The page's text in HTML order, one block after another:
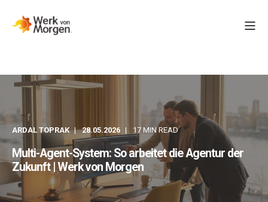
ARDAL TOPRAK 28.05.2026 17 MIN READ
Multi-Agent-System: So arbeitet die Agentur der
Zukunft | Werk von Morgen